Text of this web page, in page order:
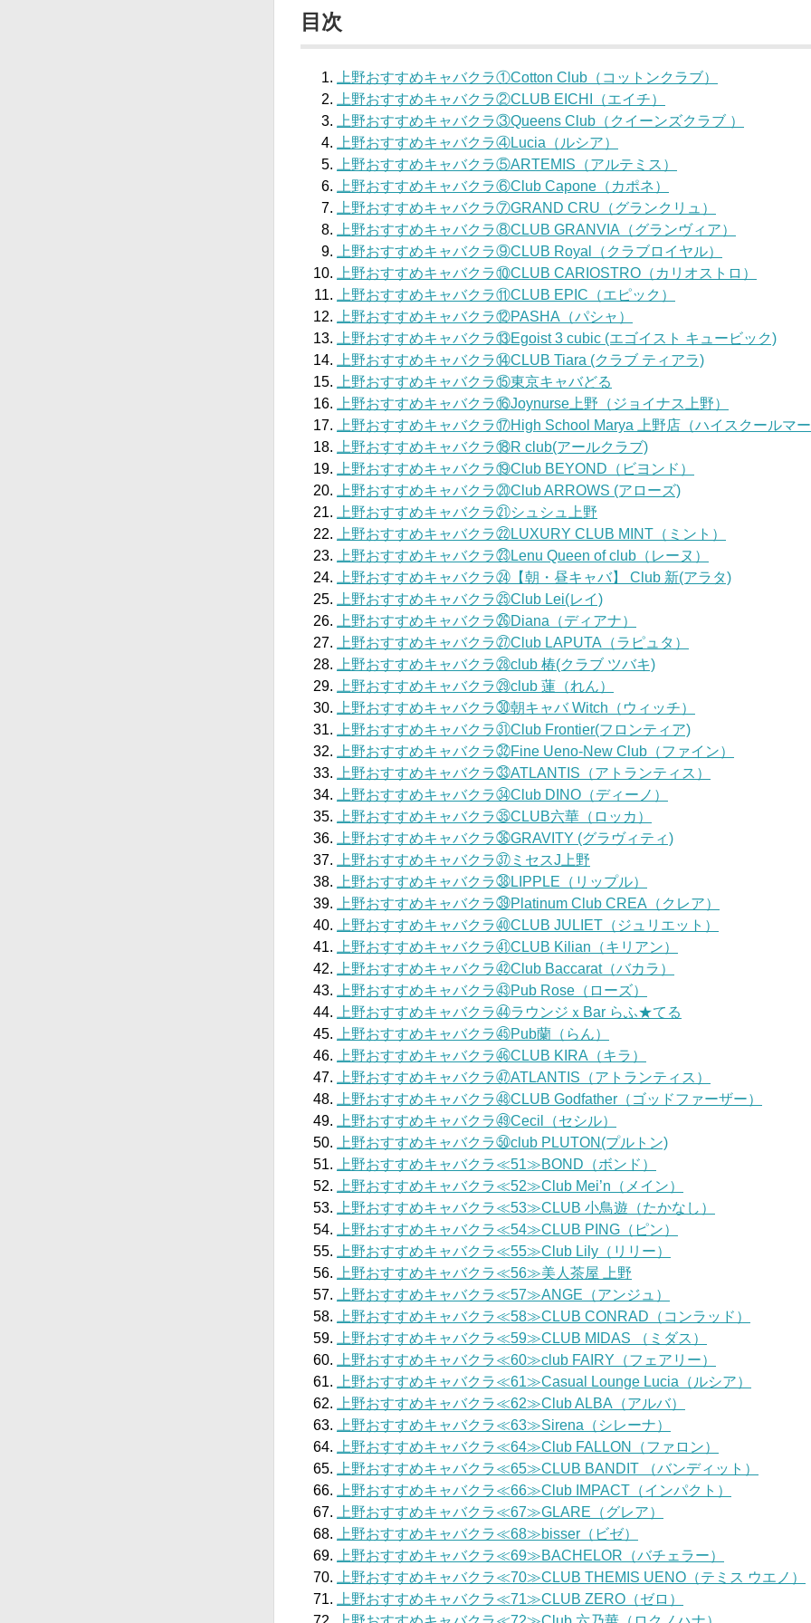
目次
上野おすすめキャバクラ①Cotton Club（コットンクラブ）
上野おすすめキャバクラ②CLUB EICHI（エイチ）
上野おすすめキャバクラ③Queens Club（クイーンズクラブ ）
上野おすすめキャバクラ④Lucia（ルシア）
上野おすすめキャバクラ⑤ARTEMIS（アルテミス）
上野おすすめキャバクラ⑥Club Capone（カポネ）
上野おすすめキャバクラ⑦GRAND CRU（グランクリュ）
上野おすすめキャバクラ⑧CLUB GRANVIA（グランヴィア）
上野おすすめキャバクラ⑨CLUB Royal（クラブロイヤル）
上野おすすめキャバクラ⑩CLUB CARIOSTRO（カリオストロ）
上野おすすめキャバクラ⑪CLUB EPIC（エピック）
上野おすすめキャバクラ⑫PASHA（パシャ）
上野おすすめキャバクラ⑬Egoist 3 cubic (エゴイスト キュービック)
上野おすすめキャバクラ⑭CLUB Tiara (クラブ ティアラ)
上野おすすめキャバクラ⑮東京キャバどる
上野おすすめキャバクラ⑯Joynurse上野（ジョイナス上野）
上野おすすめキャバクラ⑰High School Marya 上野店（ハイスクールマ
上野おすすめキャバクラ⑱R club(アールクラブ)
上野おすすめキャバクラ⑲Club BEYOND（ビヨンド）
上野おすすめキャバクラ⑳Club ARROWS (アローズ)
上野おすすめキャバクラ㉑シュシュ上野
上野おすすめキャバクラ㉒LUXURY CLUB MINT（ミント）
上野おすすめキャバクラ㉓Lenu Queen of club（レーヌ）
上野おすすめキャバクラ㉔【朝・昼キャバ】 Club 新(アラタ)
上野おすすめキャバクラ㉕Club Lei(レイ)
上野おすすめキャバクラ㉖Diana（ディアナ）
上野おすすめキャバクラ㉗Club LAPUTA（ラピュタ）
上野おすすめキャバクラ㉘club 椿(クラブ ツバキ)
上野おすすめキャバクラ㉙club 蓮（れん）
上野おすすめキャバクラ㉚朝キャバ Witch（ウィッチ）
上野おすすめキャバクラ㉛Club Frontier(フロンティア)
上野おすすめキャバクラ㉜Fine Ueno-New Club（ファイン）
上野おすすめキャバクラ㉝ATLANTIS（アトランティス）
上野おすすめキャバクラ㉞Club DINO（ディーノ）
上野おすすめキャバクラ㉟CLUB六華（ロッカ）
上野おすすめキャバクラ㊱GRAVITY (グラヴィティ)
上野おすすめキャバクラ㊲ミセスJ上野
上野おすすめキャバクラ㊳LIPPLE（リップル）
上野おすすめキャバクラ㊴Platinum Club CREA（クレア）
上野おすすめキャバクラ㊵CLUB JULIET（ジュリエット）
上野おすすめキャバクラ㊶CLUB Kilian（キリアン）
上野おすすめキャバクラ㊷Club Baccarat（バカラ）
上野おすすめキャバクラ㊸Pub Rose（ローズ）
上野おすすめキャバクラ㊹ラウンジｘBar らふ★てる
上野おすすめキャバクラ㊺Pub蘭（らん）
上野おすすめキャバクラ㊻CLUB KIRA（キラ）
上野おすすめキャバクラ㊼ATLANTIS（アトランティス）
上野おすすめキャバクラ㊽CLUB Godfather（ゴッドファーザー）
上野おすすめキャバクラ㊾Cecil（セシル）
上野おすすめキャバクラ㊿club PLUTON(プルトン)
上野おすすめキャバクラ≪51≫BOND（ボンド）
上野おすすめキャバクラ≪52≫Club Mei’n（メイン）
上野おすすめキャバクラ≪53≫CLUB 小鳥遊（たかなし）
上野おすすめキャバクラ≪54≫CLUB PING（ピン）
上野おすすめキャバクラ≪55≫Club Lily（リリー）
上野おすすめキャバクラ≪56≫美人茶屋 上野
上野おすすめキャバクラ≪57≫ANGE（アンジュ）
上野おすすめキャバクラ≪58≫CLUB CONRAD（コンラッド）
上野おすすめキャバクラ≪59≫CLUB MIDAS （ミダス）
上野おすすめキャバクラ≪60≫club FAIRY（フェアリー）
上野おすすめキャバクラ≪61≫Casual Lounge Lucia（ルシア）
上野おすすめキャバクラ≪62≫Club ALBA（アルバ）
上野おすすめキャバクラ≪63≫Sirena（シレーナ）
上野おすすめキャバクラ≪64≫Club FALLON（ファロン）
上野おすすめキャバクラ≪65≫CLUB BANDIT （バンディット）
上野おすすめキャバクラ≪66≫Club IMPACT（インパクト）
上野おすすめキャバクラ≪67≫GLARE（グレア）
上野おすすめキャバクラ≪68≫bisser（ビゼ）
上野おすすめキャバクラ≪69≫BACHELOR（バチェラー）
上野おすすめキャバクラ≪70≫CLUB THEMIS UENO（テミス ウエノ）
上野おすすめキャバクラ≪71≫CLUB ZERO（ゼロ）